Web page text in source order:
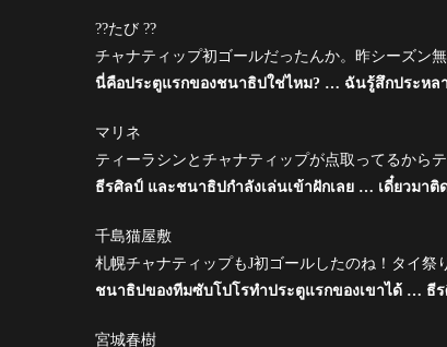
??たび ??
チャナティップ初ゴールだったんか。昨シーズン
นี่คือประตูแรกของชนาธิปใช่ไหม? … ฉันรู้สึกประหล
マリネ
ティーラシンとチャナティップが点取ってるから
ธีรศิลป์ และชนาธิปกำลังเล่นเข้าฝักเลย … เดี๋ยวมา
千島猫屋敷
札幌チャナティップもJ初ゴールしたのね！タイ
ชนาธิปของทีมซับโปโรทำประตูแรกของเขาได้ … ธี
宮城春樹